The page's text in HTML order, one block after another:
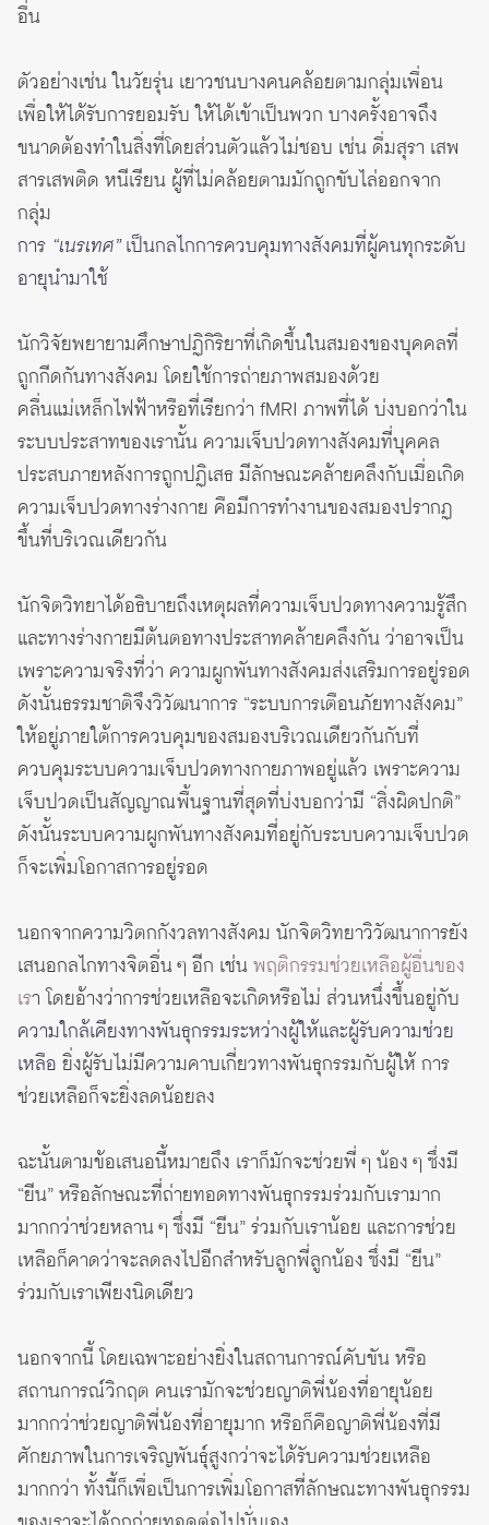
อื่น
ตัวอย่างเช่น ในวัยรุ่น เยาวชนบางคนคล้อยตามกลุ่มเพื่อน
เพื่อให้ได้รับการยอมรับ ให้ได้เข้าเป็นพวก บางครั้งอาจถึง
ขนาดต้องทำในสิ่งที่โดยส่วนตัวแล้วไม่ชอบ เช่น ดื่มสุรา เสพ
สารเสพติด หนีเรียน ผู้ที่ไม่คล้อยตามมักถูกขับไล่ออกจาก
กลุ่ม
การ “เนรเทศ”เป็นกลไกการควบคุมทางสังคมที่ผู้คนทุกระดับ
อายุนำมาใช้
นักวิจัยพยายามศึกษาปฏิกิริยาที่เกิดขึ้นในสมองของบุคคลที่
ถูกกีดกันทางสังคม โดยใช้การถ่ายภาพสมองด้วย
คลื่นแม่เหล็กไฟฟ้าหรือที่เรียกว่า fMRI ภาพที่ได้ บ่งบอกว่าใน
ระบบประสาทของเรานั้น ความเจ็บปวดทางสังคมที่บุคคล
ประสบภายหลังการถูกปฏิเสธ มีลักษณะคล้ายคลึงกับเมื่อเกิด
ความเจ็บปวดทางร่างกาย คือมีการทำงานของสมองปรากฏ
ขึ้นที่บริเวณเดียวกัน
นักจิตวิทยาได้อธิบายถึงเหตุผลที่ความเจ็บปวดทางความรู้สึก
และทางร่างกายมีต้นตอทางประสาทคล้ายคลึงกัน ว่าอาจเป็น
เพราะความจริงที่ว่า ความผูกพันทางสังคมส่งเสริมการอยู่รอด
ดังนั้นธรรมชาติจึงวิวัฒนาการ “ระบบการเตือนภัยทางสังคม”
ให้อยู่ภายใต้การควบคุมของสมองบริเวณเดียวกันกับที่
ควบคุมระบบความเจ็บปวดทางกายภาพอยู่แล้ว เพราะความ
เจ็บปวดเป็นสัญญาณพื้นฐานที่สุดที่บ่งบอกว่ามี “สิ่งผิดปกติ”
ดังนั้นระบบความผูกพันทางสังคมที่อยู่กับระบบความเจ็บปวด
ก็จะเพิ่มโอกาสการอยู่รอด
นอกจากความวิตกกังวลทางสังคม นักจิตวิทยาวิวัฒนาการยัง
เสนอกลไกทางจิตอื่น ๆ อีก เช่นพฤติกรรมช่วยเหลือผู้อื่นของ
เรา โดยอ้างว่าการช่วยเหลือจะเกิดหรือไม่ ส่วนหนึ่งขึ้นอยู่กับ
ความใกล้เคียงทางพันธุกรรมระหว่างผู้ให้และผู้รับความช่วย
เหลือ ยิ่งผู้รับไม่มีความคาบเกี่ยวทางพันธุกรรมกับผู้ให้ การ
ช่วยเหลือก็จะยิ่งลดน้อยลง
ฉะนั้นตามข้อเสนอนี้หมายถึง เราก็มักจะช่วยพี่ ๆ น้อง ๆ ซึ่งมี
“ยีน” หรือลักษณะที่ถ่ายทอดทางพันธุกรรมร่วมกับเรามาก
มากกว่าช่วยหลาน ๆ ซึ่งมี “ยีน” ร่วมกับเราน้อย และการช่วย
เหลือก็คาดว่าจะลดลงไปอีกสำหรับลูกพี่ลูกน้อง ซึ่งมี “ยีน”
ร่วมกับเราเพียงนิดเดียว
นอกจากนี้ โดยเฉพาะอย่างยิ่งในสถานการณ์คับขัน หรือ
สถานการณ์วิกฤต คนเรามักจะช่วยญาติพี่น้องที่อายุน้อย
มากกว่าช่วยญาติพี่น้องที่อายุมาก หรือก็คือญาติพี่น้องที่มี
ศักยภาพในการเจริญพันธุ์สูงกว่าจะได้รับความช่วยเหลือ
มากกว่า ทั้งนี้ก็เพื่อเป็นการเพิ่มโอกาสที่ลักษณะทางพันธุกรรม